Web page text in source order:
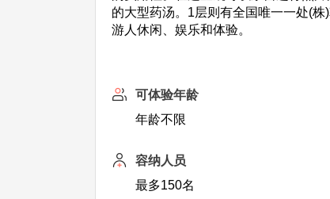
的大型药汤。1层则有全国唯一一处(
游人休闲、娱乐和体验。
可体验年龄
年龄不限
容纳人员
最多150名